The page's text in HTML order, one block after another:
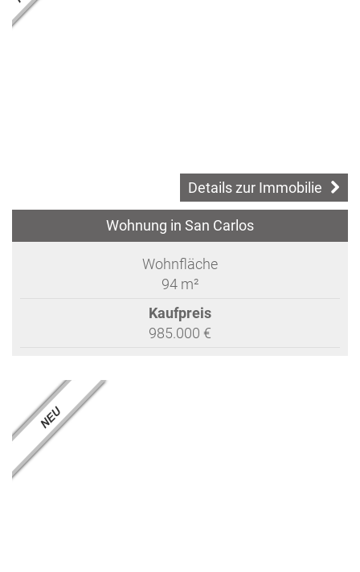
Details zur Immobilie
Wohnung in San Carlos
Wohnfläche
94 m²
Kaufpreis
985.000 €